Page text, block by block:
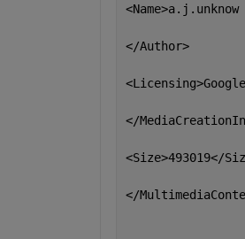
</Author>
</
<Size>493019</
</